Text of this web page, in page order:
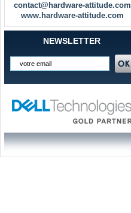
contact@hardware-attitude.com
www.hardware-attitude.com
NEWSLETTER